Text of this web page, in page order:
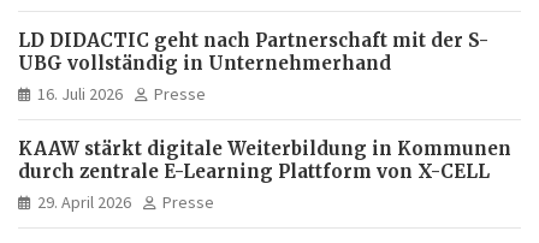
LD DIDACTIC geht nach Partnerschaft mit der S-
UBG vollständig in Unternehmerhand
16. Juli 2026 Presse
KAAW stärkt digitale Weiterbildung in Kommunen
durch zentrale E-Learning Plattform von X-CELL
29. April 2026 Presse